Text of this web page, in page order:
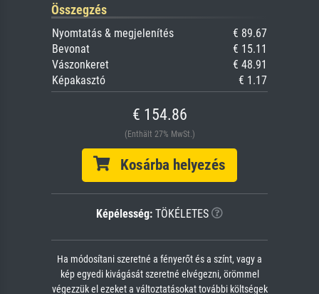
Összegzés
Nyomtatás & megjelenítés
€ 89.67
Bevonat
€ 15.11
Vászonkeret
€ 48.91
Képakasztó
€ 1.17
€ 154.86
(Enthält 27% MwSt.)
Kosárba helyezés
Képélesség: TÖKÉLETES
Ha módosítani szeretné a fényerőt és a színt, vagy a
kép egyedi kivágását szeretné elvégezni, örömmel
végezzük el ezeket a változtatásokat további költségek